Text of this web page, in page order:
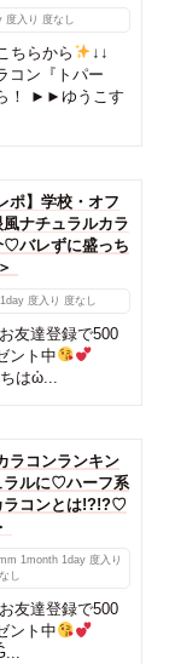
度入り 度なし
ちらから
↓↓
ン『トパー
！ ►►ゆうこす
ポ】学校・オフ
ナチュラルカラ
♡バレずに盛っち
1day 度入り 度なし
友達登録で500
ント中
はὠ...
ラコンランキン
ラルに♡ハーフ系
ラコンとは!?!?♡
1month 1day 度入り
し
友達登録で500
ント中